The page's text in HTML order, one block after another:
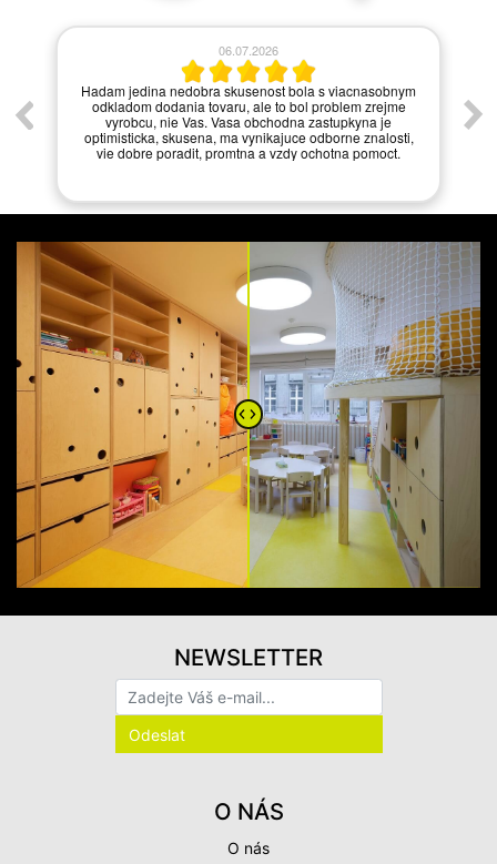
06.07.2026
Hadam jedina nedobra skusenost bola s viacnasobnym
odkladom dodania tovaru, ale to bol problem zrejme
vyrobcu, nie Vas. Vasa obchodna zastupkyna je
optimisticka, skusena, ma vynikajuce odborne znalosti,
vie dobre poradit, promtna a vzdy ochotna pomoct.
O NÁS
O nás
NEWSLETTER